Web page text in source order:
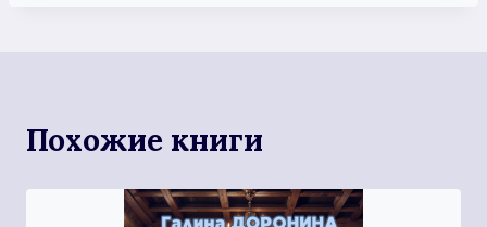
Похожие книги